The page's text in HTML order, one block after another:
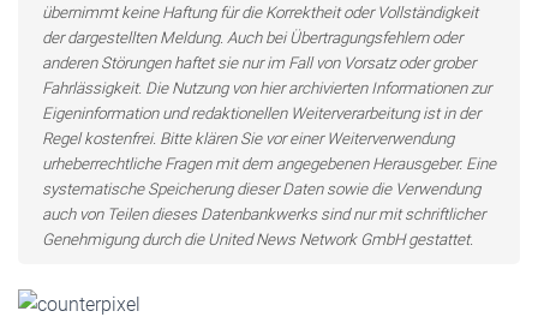
übernimmt keine Haftung für die Korrektheit oder Vollständigkeit
der dargestellten Meldung. Auch bei Übertragungsfehlern oder
anderen Störungen haftet sie nur im Fall von Vorsatz oder grober
Fahrlässigkeit. Die Nutzung von hier archivierten Informationen zur
Eigeninformation und redaktionellen Weiterverarbeitung ist in der
Regel kostenfrei. Bitte klären Sie vor einer Weiterverwendung
urheberrechtliche Fragen mit dem angegebenen Herausgeber. Eine
systematische Speicherung dieser Daten sowie die Verwendung
auch von Teilen dieses Datenbankwerks sind nur mit schriftlicher
Genehmigung durch die United News Network GmbH gestattet.